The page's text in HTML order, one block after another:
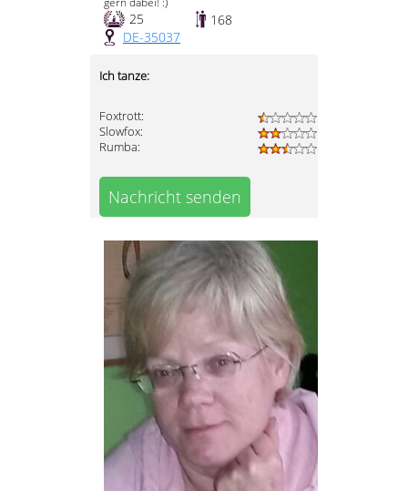
25
168
DE-35037
Ich tanze:
Foxtrott:
Slowfox:
Rumba:
Nachricht senden